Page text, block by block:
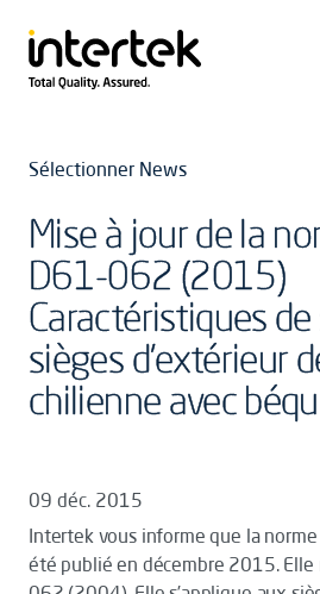
Sélectionner News
Mise à jour de la
D61-062 (2015)
Caractéristiques
sièges d'extérieur
chilienne avec
09 déc. 2015
Intertek vous informe que la
été publié en décembre 2015. Elle